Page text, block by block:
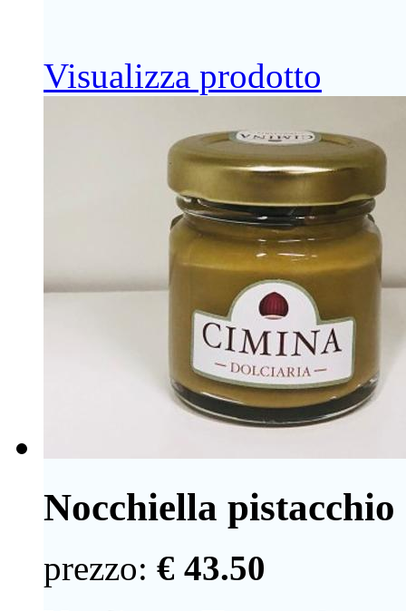
Visualizza prodotto
Nocchiella pistacchio
prezzo: € 43.50